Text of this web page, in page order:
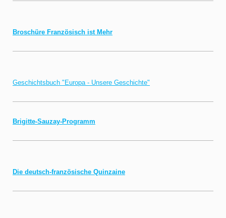
Broschüre Französisch ist Mehr
Geschichtsbuch "Europa - Unsere Geschichte"
Brigitte-Sauzay-Programm
Die deutsch-französische Quinzaine